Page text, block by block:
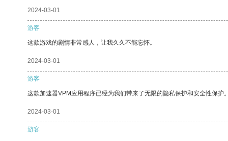
2024-03-01
游客
这款游戏的剧情非常感人，让我久久不能忘怀。
2024-03-01
游客
这款加速器VPM应用程序已经为我们带来了无限的隐私保护和安全性保护
2024-03-01
游客